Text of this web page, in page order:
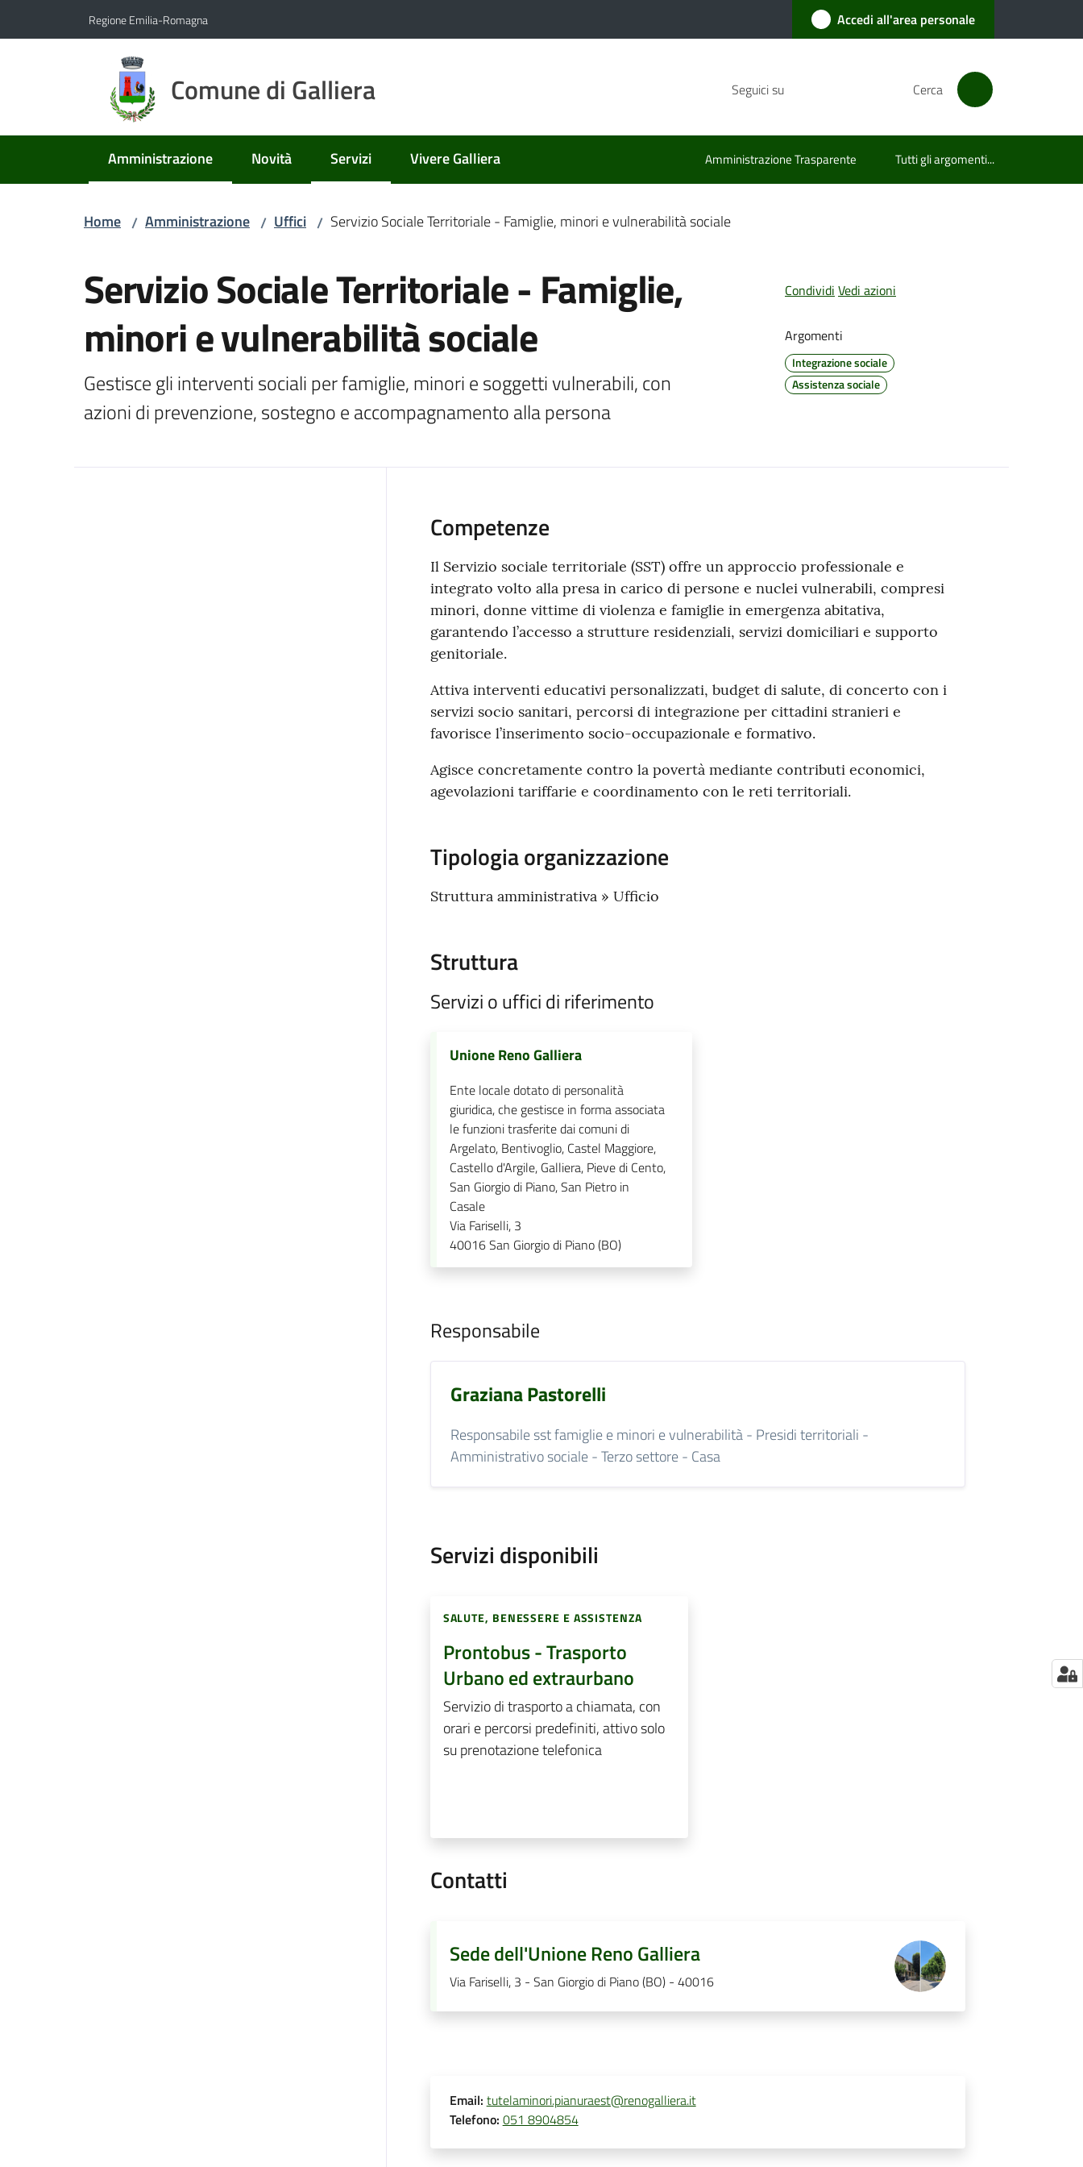
Regione Emilia-Romagna Accedi all'area personale
Comune di Galliera Seguici su Cerca
Amministrazione
Menu selezionato Novità Servizi
Menu selezionatoVivere Galliera Amministrazione Trasparente Tutti gli argomenti...
Home / Amministrazione / Uffici / Servizio Sociale Territoriale - Famiglie, minori e vulnerabilità sociale
Servizio Sociale Territoriale - Famiglie,
minori e vulnerabilità sociale
Gestisce gli interventi sociali per famiglie, minori e soggetti vulnerabili, con
azioni di prevenzione, sostegno e accompagnamento alla persona
Condividi Vedi azioni
Argomenti
Integrazione sociale
Assistenza sociale
Competenze
Il Servizio sociale territoriale (SST) offre un approccio professionale e
integrato volto alla presa in carico di persone e nuclei vulnerabili, compresi
minori, donne vittime di violenza e famiglie in emergenza abitativa,
garantendo l’accesso a strutture residenziali, servizi domiciliari e supporto
genitoriale.
Attiva interventi educativi personalizzati, budget di salute, di concerto con i
servizi socio sanitari, percorsi di integrazione per cittadini stranieri e
favorisce l’inserimento socio-occupazionale e formativo.
Agisce concretamente contro la povertà mediante contributi economici,
agevolazioni tariffarie e coordinamento con le reti territoriali.
Tipologia organizzazione
Struttura amministrativa » Ufficio
Struttura
Servizi o uffici di riferimento
Unione Reno Galliera
Ente locale dotato di personalità
giuridica, che gestisce in forma associata
le funzioni trasferite dai comuni di
Argelato, Bentivoglio, Castel Maggiore,
Castello d'Argile, Galliera, Pieve di Cento,
San Giorgio di Piano, San Pietro in
Casale
Via Fariselli, 3
40016San Giorgio di Piano (BO)
Responsabile
Graziana Pastorelli
Responsabile sst famiglie e minori e vulnerabilità - Presidi territoriali -
Amministrativo sociale - Terzo settore - Casa
Servizi disponibili
SALUTE, BENESSERE E ASSISTENZA
Prontobus - Trasporto
Urbano ed extraurbano
Servizio di trasporto a chiamata, con
orari e percorsi predefiniti, attivo solo
su prenotazione telefonica
Contatti
Sede dell'Unione Reno Galliera
Via Fariselli, 3 - San Giorgio di Piano (BO) - 40016
Email: tutelaminori.pianuraest@renogalliera.it
Telefono: 051 8904854